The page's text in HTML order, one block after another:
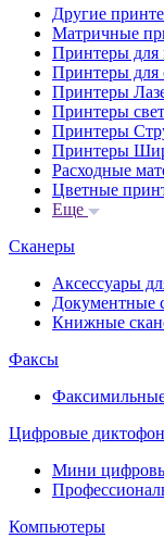
Другие
Матричные
Принтеры для
Принтеры для
Принтеры
Принтеры
Принтеры
Принтеры
Расходные
Цветные
Еще
Сканеры
Аксессуары
Документные
Книжные
Факсы
Цифровые
Мини
Компьютеры